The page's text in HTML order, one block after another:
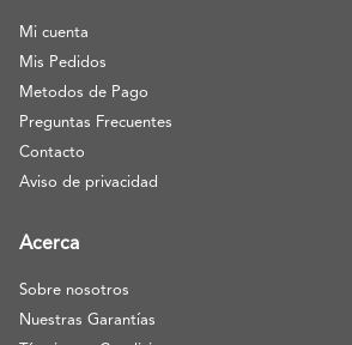
Mi cuenta
Mis Pedidos
Metodos de Pago
Preguntas Frecuentes
Contacto
Aviso de privacidad
Acerca
Sobre nosotros
Nuestras Garantías